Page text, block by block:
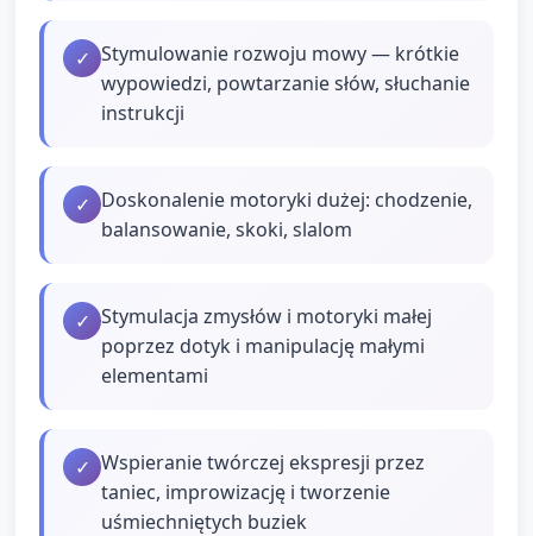
✓ Stymulowanie rozwoju mowy — krótkie
wypowiedzi, powtarzanie słów, słuchanie
instrukcji
✓ Doskonalenie motoryki dużej: chodzenie,
balansowanie, skoki, slalom
✓ Stymulacja zmysłów i motoryki małej
poprzez dotyk i manipulację małymi
elementami
✓ Wspieranie twórczej ekspresji przez
taniec, improwizację i tworzenie
uśmiechniętych buziek